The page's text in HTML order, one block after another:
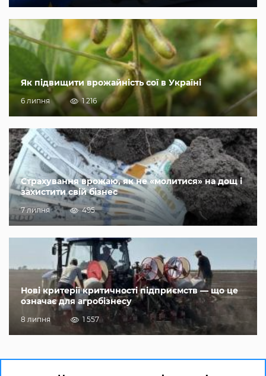
Як підвищити врожайність сої в Україні
6 липня 1 216
Страхування врожаю, як не «молитися» на дощ і
захистити свій бізнес
7 липня 495
Нові критерії критичності підприємств — що це
означає для агробізнесу
8 липня 1 557